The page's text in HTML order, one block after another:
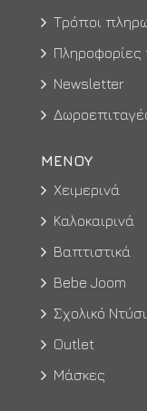
Τρόποι
Newsletter
ΜΕΝΟΥ
Χειμερινά
Καλοκαιρινά
Βαπτιστικά
Bebe Joom
Σχολικό
Outlet
Μάσκες